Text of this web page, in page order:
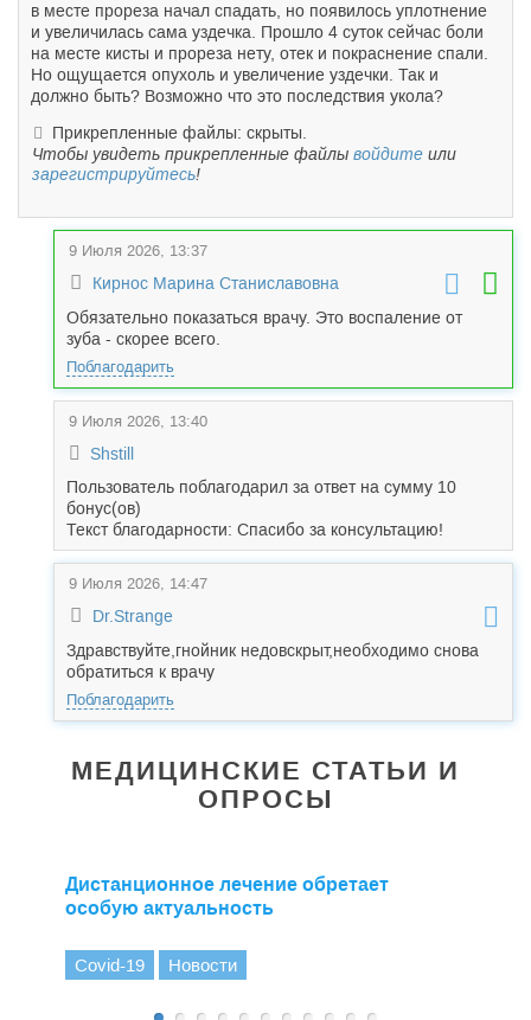
в месте прореза начал спадать, но появилось уплотнение
и увеличилась сама уздечка. Прошло 4 суток сейчас боли
на месте кисты и прореза нету, отек и покраснение спали.
Но ощущается опухоль и увеличение уздечки. Так и
должно быть? Возможно что это последствия укола?
Прикрепленные файлы: скрыты.
Чтобы увидеть прикрепленные файлы войдите или
зарегистрируйтесь!
9 Июля 2026, 13:37
Кирнос Марина Станиславовна
Обязательно показаться врачу. Это воспаление от
зуба - скорее всего.
Поблагодарить
9 Июля 2026, 13:40
Shstill
Пользователь поблагодарил за ответ на сумму 10
бонус(ов)
Текст благодарности: Спасибо за консультацию!
9 Июля 2026, 14:47
Dr.Strange
Здравствуйте,гнойник недовскрыт,необходимо снова
обратиться к врачу
Поблагодарить
МЕДИЦИНСКИЕ СТАТЬИ И
ОПРОСЫ
Дистанционное лечение обретает
особую актуальность
Covid-19 Новости